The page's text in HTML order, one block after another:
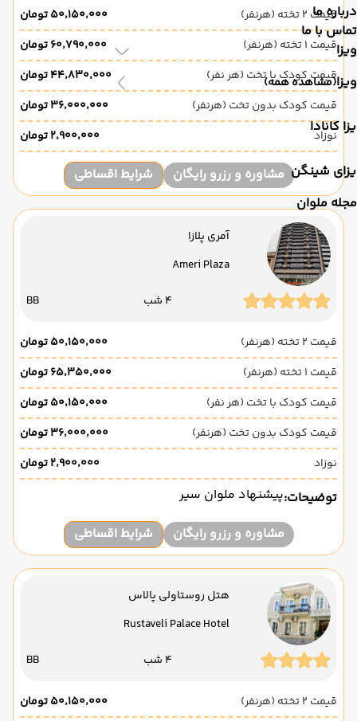
درباره ما
تماس با ما
ویزا
ویزا(مشاهده همه)
کانادا
شینگن
مجله ملوان
قیمت 2 تخته (هرنفر)
۵۰٬۱۵۰٬۰۰۰ تومان
قیمت 1 تخته (هرنفر)
۶۰٬۷۹۰٬۰۰۰ تومان
قیمت کودک با تخت (هر نفر)
۴۴٬۸۳۰٬۰۰۰ تومان
قیمت کودک بدون تخت (هرنفر)
۳۶٬۰۰۰٬۰۰۰ تومان
نوزاد
۲٬۹۰۰٬۰۰۰ تومان
مشاوره و رزرو رایگان شرایط اقساطی
آمری پلازا
Ameri Plaza
4 شب BB
قیمت 2 تخته (هرنفر)
۵۰٬۱۵۰٬۰۰۰ تومان
قیمت 1 تخته (هرنفر)
۶۵٬۳۵۰٬۰۰۰ تومان
قیمت کودک با تخت (هر نفر)
۵۰٬۱۵۰٬۰۰۰ تومان
قیمت کودک بدون تخت (هرنفر)
۳۶٬۰۰۰٬۰۰۰ تومان
نوزاد
۲٬۹۰۰٬۰۰۰ تومان
توضیحات:پیشنهاد ملوان سیر
مشاوره و رزرو رایگان
شرایط اقساطی
هتل روستاولی پالاس
Rustaveli Palace Hotel
4 شب BB
قیمت 2 تخته (هرنفر)
۵۰٬۱۵۰٬۰۰۰ تومان